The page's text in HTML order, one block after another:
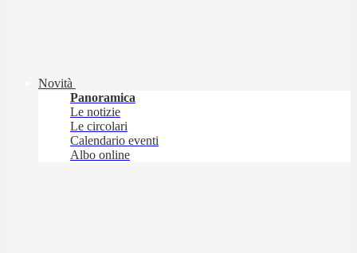
Novità
Panoramica
Le notizie
Le circolari
Calendario eventi
Albo online